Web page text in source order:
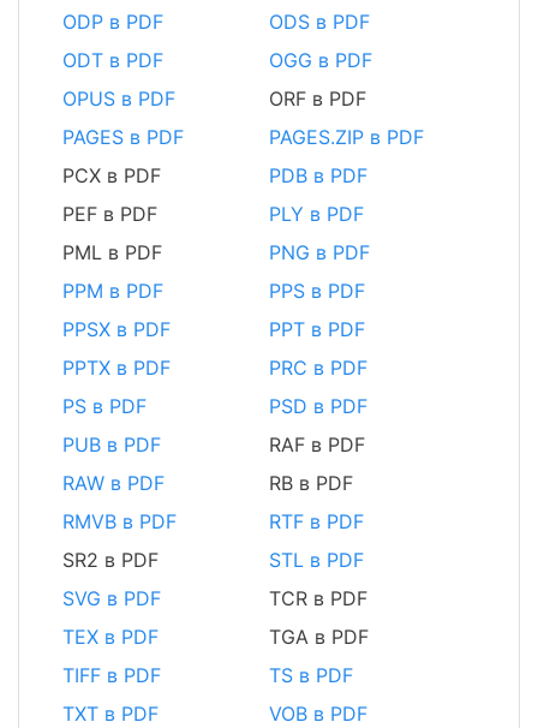
ODP в PDF
ODS в PDF
ODT в PDF
OGG в PDF
OPUS в PDF
ORF в PDF
PAGES в PDF
PAGES.ZIP в PDF
PCX в PDF
PDB в PDF
PEF в PDF
PLY в PDF
PML в PDF
PNG в PDF
PPM в PDF
PPS в PDF
PPSX в PDF
PPT в PDF
PPTX в PDF
PRC в PDF
PS в PDF
PSD в PDF
PUB в PDF
RAF в PDF
RAW в PDF
RB в PDF
RMVB в PDF
RTF в PDF
SR2 в PDF
STL в PDF
SVG в PDF
TCR в PDF
TEX в PDF
TGA в PDF
TIFF в PDF
TS в PDF
TXT в PDF
VOB в PDF